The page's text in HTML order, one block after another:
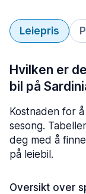
Leiepris
Hvilken er
bil på
Kostnaden for
sesong.
deg med å
på leiebil.
Oversikt over